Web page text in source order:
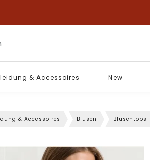
& Accessoires New
& Accessoires Blusen Blusentops